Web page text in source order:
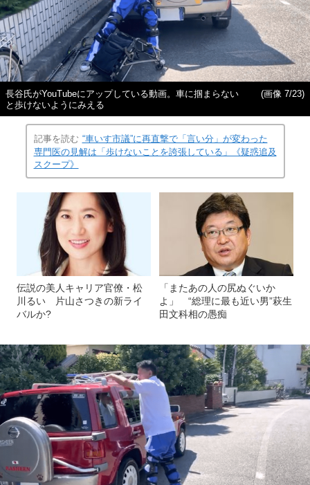
長谷氏がYouTubeにアップしている動画。車に掴まらない
と歩けないようにみえる
(画像 7/23)
記事を読む “車いす市議”に再直撃で「言い分」が変わった
専門医の見解は「歩けないことを誇張している」《疑惑追及
スクープ》
伝説の美人キャリア官僚・松
川るい 片山さつきの新ライ
バルか?
「またあの人の尻ぬぐいか
よ」 “総理に最も近い男”萩生
田文科相の愚痴